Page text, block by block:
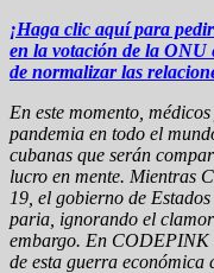
¡Haga clic aquí para
en la votación de la ONU
de normalizar las
En este momento,
pandemia en todo el
cubanas que serán
lucro en mente. Mientras
19, el gobierno de
paria, ignorando el
embargo. En CODEPINK
de esta guerra económica